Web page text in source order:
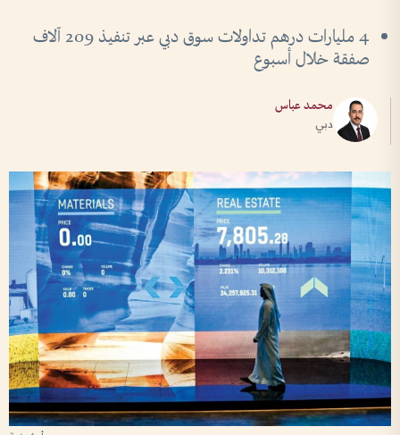
4 مليارات درهم تداولات سوق دبي عبر تنفيذ 209 آلاف
صفقة خلال أسبوع
محمد عباس
دبي